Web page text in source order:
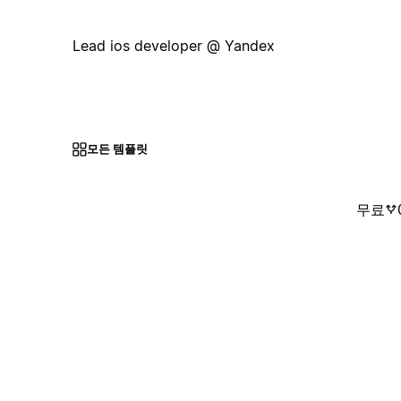
Lead ios developer @ Yandex
모든 템플릿
무료